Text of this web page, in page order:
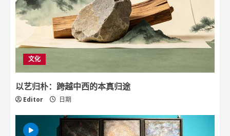
文化
以艺归朴：跨越中西的本真归途
Editor 日期